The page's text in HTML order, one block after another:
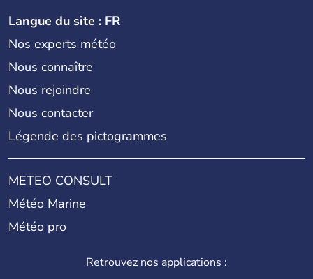
Langue du site : FR
Nos experts météo
Nous connaître
Nous rejoindre
Nous contacter
Légende des pictogrammes
METEO CONSULT
Météo Marine
Météo pro
Retrouvez nos applications :